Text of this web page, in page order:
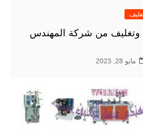
وتغليف من شركة المهندس
مايو 28, 2023